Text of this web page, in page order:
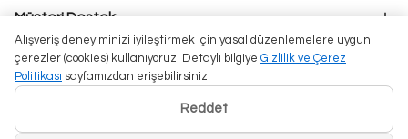
Alışveriş deneyiminizi iyileştirmek için yasal düzenlemelere uygun
çerezler (cookies) kullanıyoruz. Detaylı bilgiye Gizlilik ve Çerez
Politikası sayfamızdan erişebilirsiniz.
Reddet
Müşteri Destek